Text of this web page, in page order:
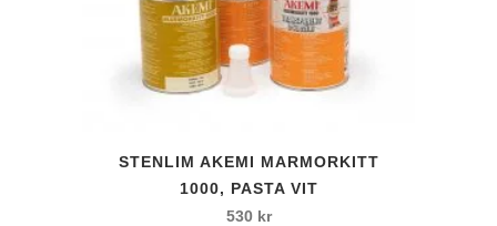
STENLIM AKEMI MARMORKITT
1000, PASTA VIT
530 kr